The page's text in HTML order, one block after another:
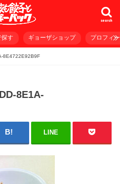
search
探す ギョーザショップ プロフィ
8E4722E92B9F
8E1A-
LINE